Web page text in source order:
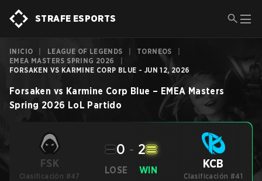
STRAFE ESPORTS
INICIO LEAGUE OF LEGENDS TORNEOS
EMEA MASTERS SPRING 2026
FORSAKEN VS KARMINE CORP BLUE - JUN 12, 2026
Forsaken vs Karmine Corp Blue – EMEA Masters
Spring 2026 LoL Partido
FSK
Clasificación #47
LOSE
0 - 2
WIN KCB
Clasificación #41